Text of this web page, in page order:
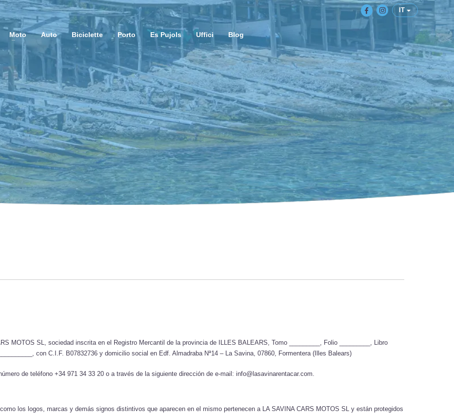
IT
Moto Auto Biciclette Porto Es Pujols Uffici Blog
MOTOS SL, sociedad inscrita en el Registro Mercantil de la provincia de ILLES BALEARS, Tomo _________, Folio _________, Libro
con C.I.F. B07832736 y domicilio social en Edf. Almadraba Nª14 – La Savina, 07860, Formentera (Illes Balears)
de teléfono +34 971 34 33 20 o a través de la siguiente dirección de e-mail: info@lasavinarentacar.com.
los logos, marcas y demás signos distintivos que aparecen en el mismo pertenecen a LA SAVINA CARS MOTOS SL y están protegidos